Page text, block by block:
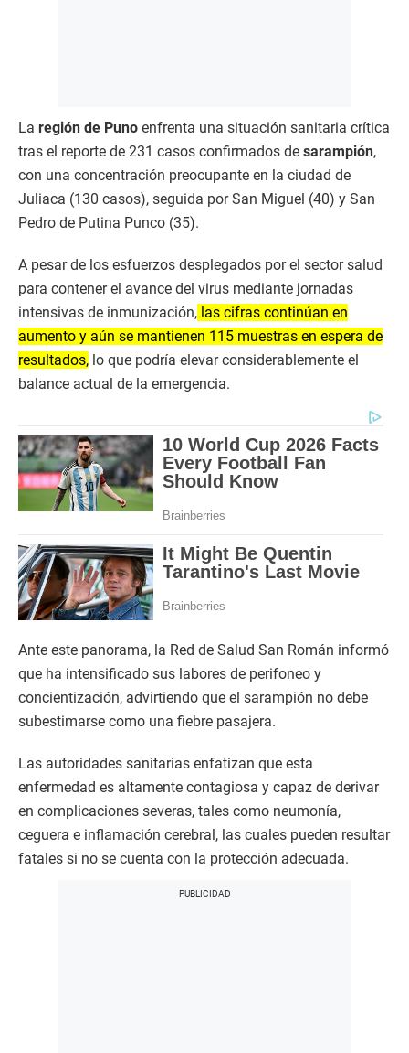
La región de Puno enfrenta una situación sanitaria crítica
tras el reporte de 231 casos confirmados de sarampión,
con una concentración preocupante en la ciudad de
Juliaca (130 casos), seguida por San Miguel (40) y San
Pedro de Putina Punco (35).
A pesar de los esfuerzos desplegados por el sector salud
para contener el avance del virus mediante jornadas
intensivas de inmunización, las cifras continúan en
aumento y aún se mantienen 115 muestras en espera de
resultados, lo que podría elevar considerablemente el
balance actual de la emergencia.
​Ante este panorama, la Red de Salud San Román informó
que ha intensificado sus labores de perifoneo y
concientización, advirtiendo que el sarampión no debe
subestimarse como una fiebre pasajera.
Las autoridades sanitarias enfatizan que esta
enfermedad es altamente contagiosa y capaz de derivar
en complicaciones severas, tales como neumonía,
ceguera e inflamación cerebral, las cuales pueden resultar
fatales si no se cuenta con la protección adecuada.